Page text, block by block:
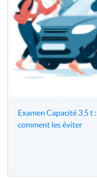
Examen Capacité 3,5
comment les éviter